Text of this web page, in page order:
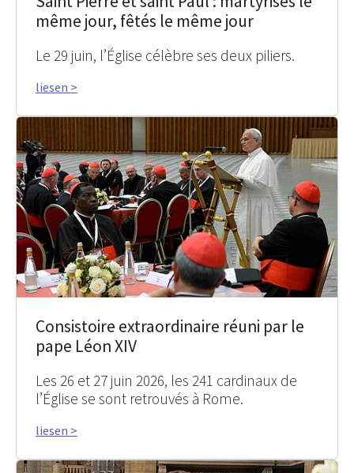
même jour, fêtés le même jour
Le 29 juin, l’Église célèbre ses deux piliers.
liesen >
Consistoire extraordinaire réuni par le
pape Léon XIV
Les 26 et 27 juin 2026, les 241 cardinaux de
l’Église se sont retrouvés à Rome.
liesen >